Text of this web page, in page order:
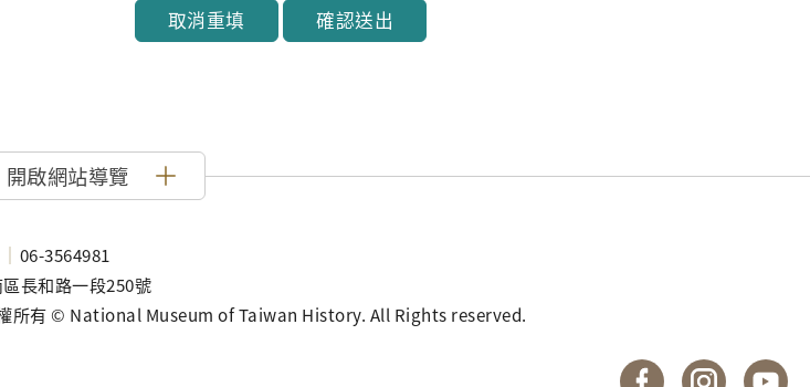
取消重填 確認送出
開啟網站導覽
06-3564981
長和路一段250號
所有 © National Museum of Taiwan History. All Rights reserved.
國立臺灣歷史博
國立臺灣